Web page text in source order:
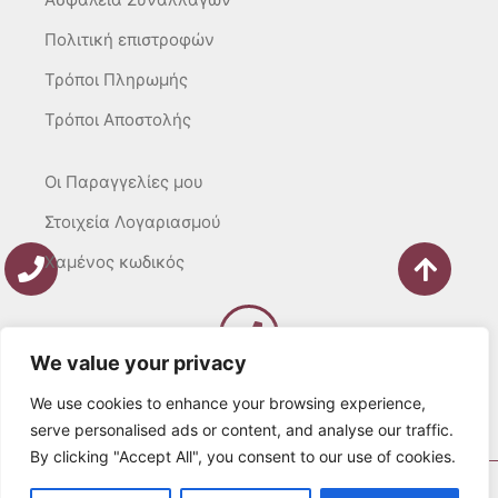
We value your privacy
We use cookies to enhance your browsing experience,
serve personalised ads or content, and analyse our traffic.
By clicking "Accept All", you consent to our use of cookies.
Πολιτική επιστροφών
Τρόποι Πληρωμής
Τρόποι Αποστολής
Οι Παραγγελίες μου
Στοιχεία Λογαριασμού
Χαμένος κωδικός
Καλέστε μας
Δευτ – Τετ. – Σαβ. : 10:00 – 15:00
Τρίτ. – Πέμπτ. – Παρ. : 10:00 – 21:00
© 2022 Λευκά Όνειρα All rights Reserved